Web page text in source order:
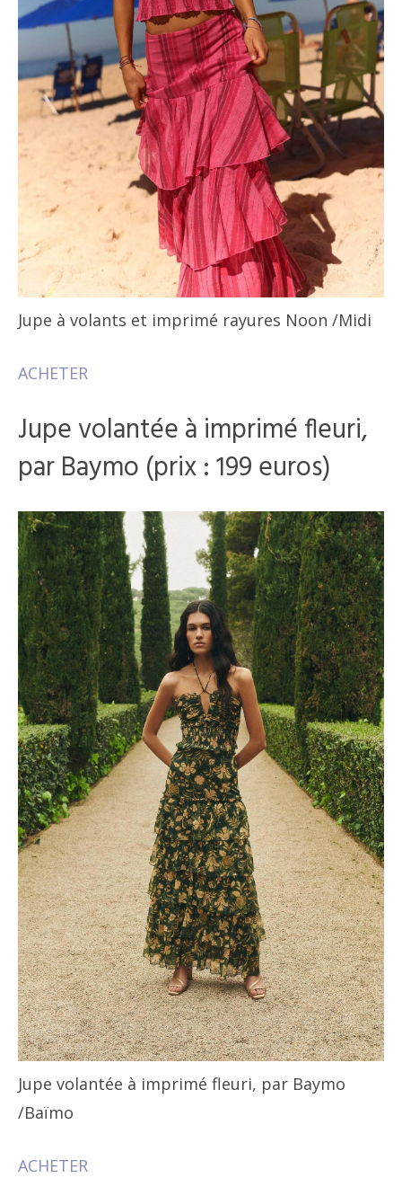
Jupe à volants et imprimé rayures Noon /Midi
ACHETER
Jupe volantée à imprimé fleuri,
par Baymo (prix : 199 euros)
Jupe volantée à imprimé fleuri, par Baymo
/Baïmo
ACHETER